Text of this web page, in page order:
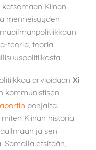
Kiinan
menneisyyden
teoria, teoria
arvioidaan Xi
kommunistisen
pohjalta.
Kiinan historia
ja sen
Samalla etsitään,